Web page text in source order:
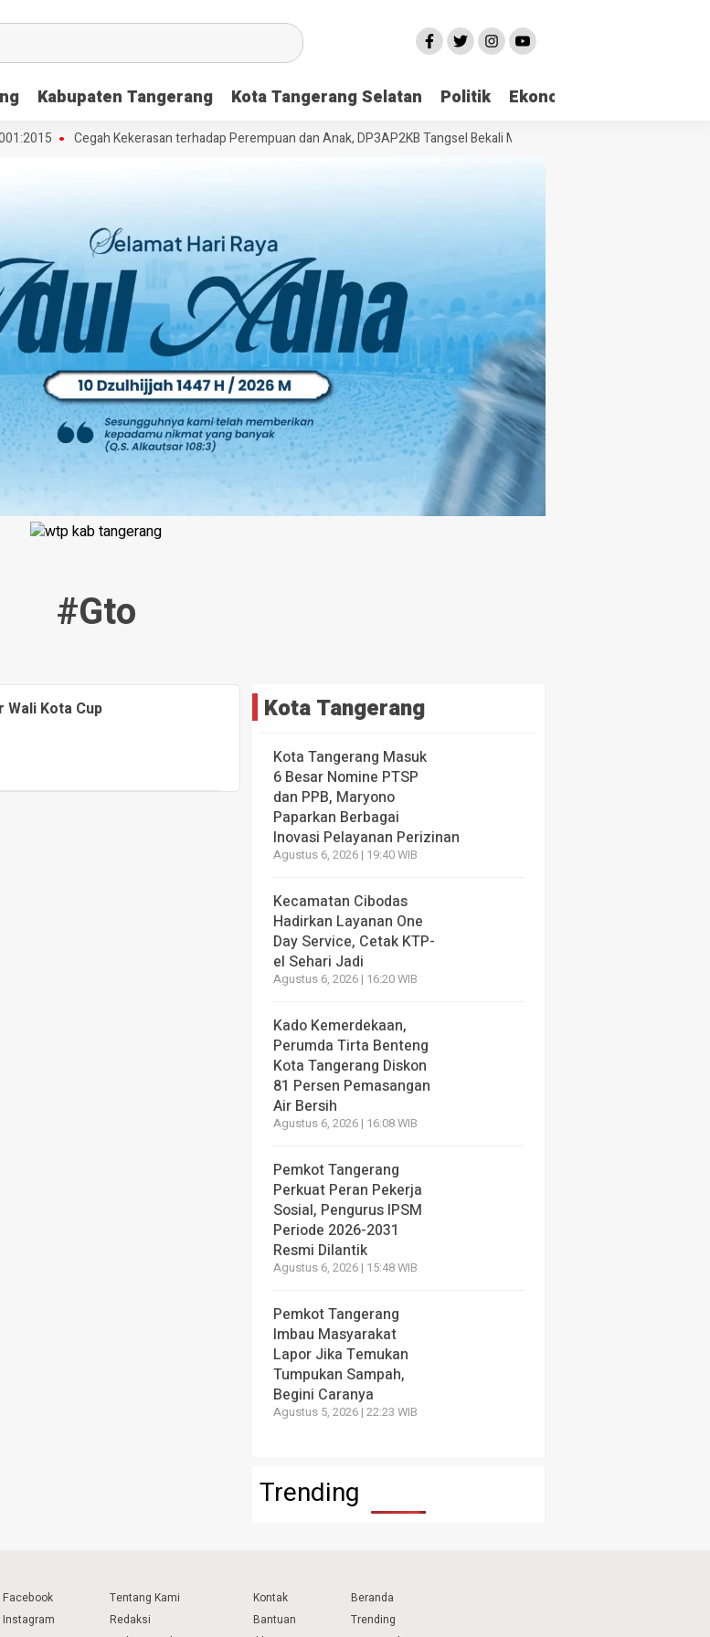
Kabupaten Tangerang Kota Tangerang Selatan Politik Ekonomi
Cegah Kekerasan terhadap Perempuan dan Anak, DP3AP2KB Tangsel Bekali Masyarakat Manajemen Stres dan
#gto
Kota Cup
Kota Tangerang
Kota Tangerang Masuk
6 Besar Nomine PTSP
dan PPB, Maryono
Paparkan Berbagai
Inovasi Pelayanan Perizinan
Agustus 6, 2026 | 19:40 WIB
Kecamatan Cibodas
Hadirkan Layanan One
Day Service, Cetak KTP-
el Sehari Jadi
Agustus 6, 2026 | 16:20 WIB
Kado Kemerdekaan,
Perumda Tirta Benteng
Kota Tangerang Diskon
81 Persen Pemasangan
Air Bersih
Agustus 6, 2026 | 16:08 WIB
Pemkot Tangerang
Perkuat Peran Pekerja
Sosial, Pengurus IPSM
Periode 2026-2031
Resmi Dilantik
Agustus 6, 2026 | 15:48 WIB
Pemkot Tangerang
Imbau Masyarakat
Lapor Jika Temukan
Tumpukan Sampah,
Begini Caranya
Agustus 5, 2026 | 22:23 WIB
Trending
Facebook
Instagram
Tentang Kami
Redaksi
Kontak
Bantuan
Beranda
Trending